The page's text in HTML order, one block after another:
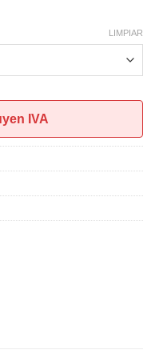
LIMPIAR
IVA